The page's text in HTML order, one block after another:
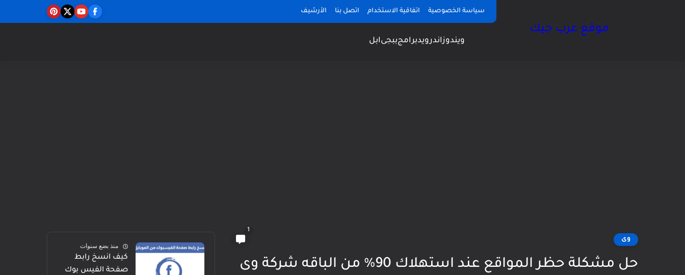
سياسة الخصوصية اتفاقية الاستخدام اتصل بنا الأرشيف
موقع عرب جيك
ويندوزاندرويدبرامجببجىابل
وى
1
حل مشكلة حظر المواقع عند استهلاك 90% من الباقه شركة وى
منذ بضع سنوات
كيف انسخ رابط
صفحة الفيس بوك